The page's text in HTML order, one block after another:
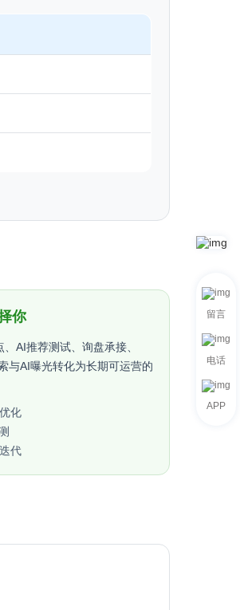
你
AI推荐测试、询盘承接、
与AI曝光转化为长期可运营的
化
代
留言
电话
APP